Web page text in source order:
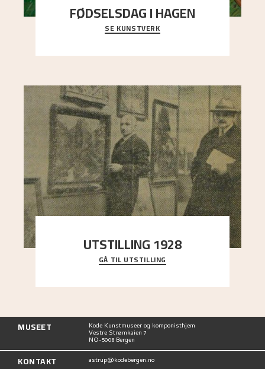
FØDSELSDAG I HAGEN
En gruppe mennesker er samlet under de store
trekronene i prestegårdshagen...
SE KUNSTVERK
UTSTILLING 1928
Då Astrup døydde i 1928, tok vennene Moritz
Kaland og Simon Thorbjørnsen initiativ til å
GÅ TIL UTSTILLING
MUSEET Kode Kunstmuseer og komponisthjem
Vestre Strømkaien 7
NO-5008 Bergen
KONTAKT astrup@kodebergen.no